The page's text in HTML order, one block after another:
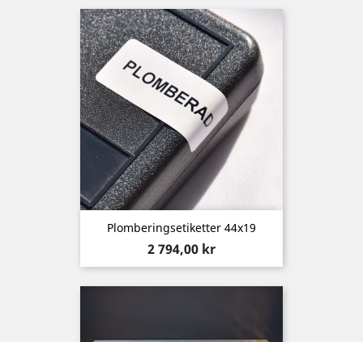
Plomberingsetiketter 44x19
Pris
2 794,00 kr